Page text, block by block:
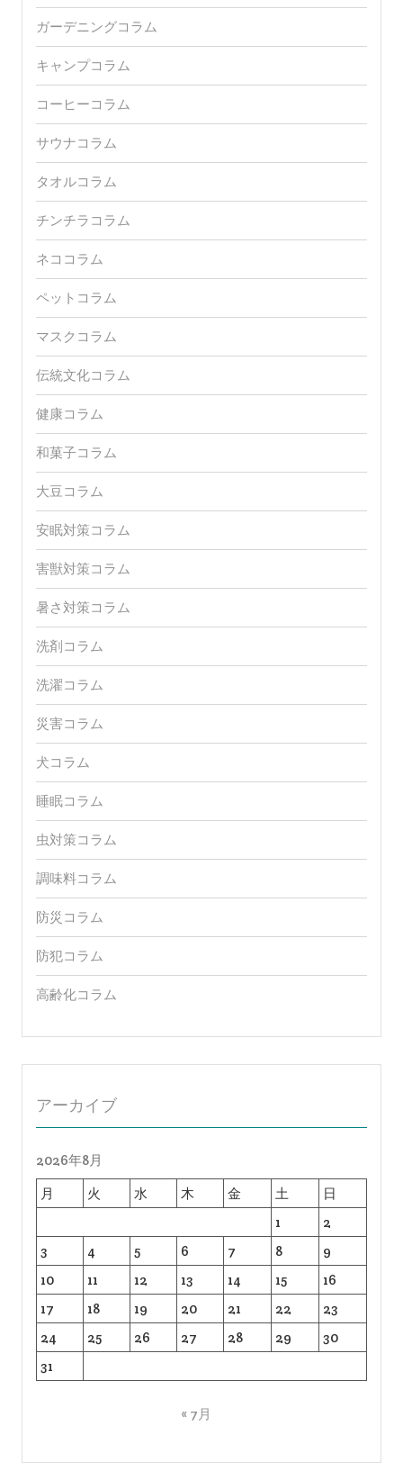
ガーデニングコラム
キャンプコラム
コーヒーコラム
サウナコラム
タオルコラム
チンチラコラム
ネココラム
ペットコラム
マスクコラム
伝統文化コラム
健康コラム
和菓子コラム
大豆コラム
安眠対策コラム
害獣対策コラム
暑さ対策コラム
洗剤コラム
洗濯コラム
災害コラム
犬コラム
睡眠コラム
虫対策コラム
調味料コラム
防災コラム
防犯コラム
高齢化コラム
アーカイブ
2026年8月
月
火 水 木 金 土
日
1
2
3
4 5 6 7 8
9
10
11 12 13 14 15
16
17
18 19 20 21 22
23
24
25 26 27 28 29
30
31
« 7月